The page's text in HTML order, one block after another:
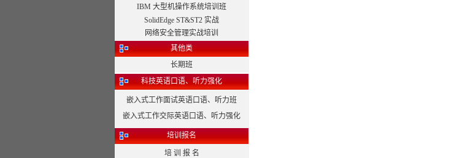
IBM 大型机操作系统培训班
SolidEdge ST&ST2 实战
网络安全管理实战培训
其他类
长期班
科技英语口语、听力强化
嵌入式工作面试英语口语、听力班
嵌入式工作交际英语口语、听力强化
培训报名
培 训 报 名